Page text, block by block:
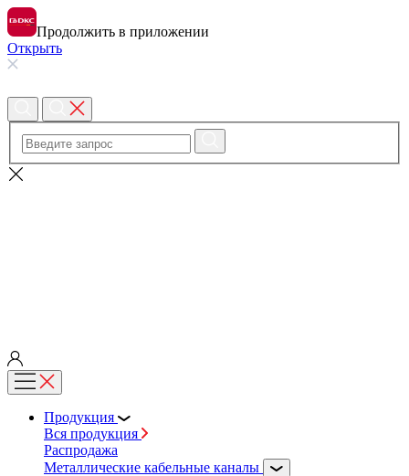
Продолжить в приложении
Открыть
Продукция
Вся продукция
Распродажа
Металлические кабельные каналы